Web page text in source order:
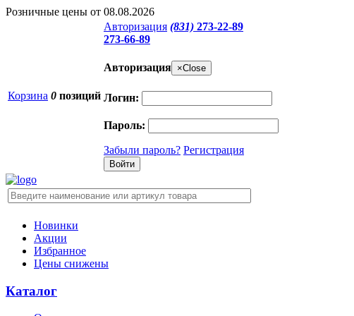
Розничные цены от 08.08.2026
Корзина 0 позиций
Авторизация (831) 273-22-89
273-66-89
Авторизация ×Close
Логин:
Пароль:
Забыли пароль? Регистрация
Новинки
Акции
Избранное
Цены снижены
Каталог